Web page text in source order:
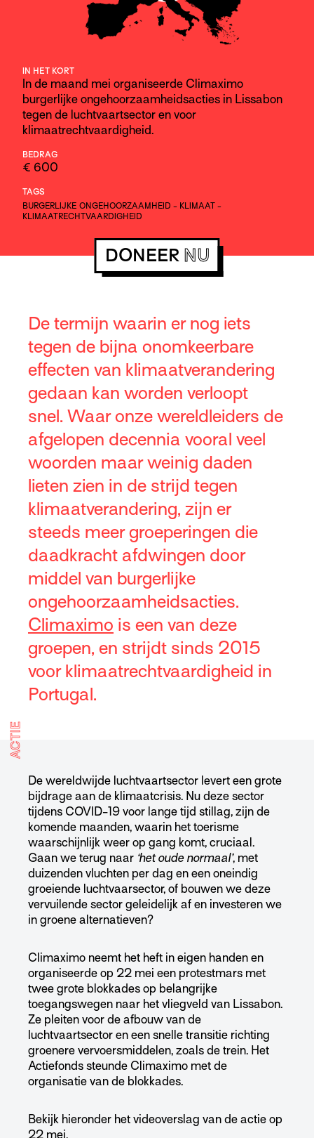
IN HET KORT
In de maand mei organiseerde Climaximo
burgerlijke ongehoorzaamheidsacties in Lissabon
tegen de luchtvaartsector en voor
klimaatrechtvaardigheid.
BEDRAG
€ 600
TAGS
BURGERLIJKE ONGEHOORZAAMHEID - KLIMAAT -
KLIMAATRECHTVAARDIGHEID
DONEER NU
De termijn waarin er nog iets
tegen de bijna onomkeerbare
effecten van klimaatverandering
gedaan kan worden verloopt
snel. Waar onze wereldleiders de
afgelopen decennia vooral veel
woorden maar weinig daden
lieten zien in de strijd tegen
klimaatverandering, zijn er
steeds meer groeperingen die
daadkracht afdwingen door
middel van burgerlijke
ongehoorzaamheidsacties.
Climaximo is een van deze
groepen, en strijdt sinds 2015
voor klimaatrechtvaardigheid in
Portugal.
ACTIE
De wereldwijde luchtvaartsector levert een grote
bijdrage aan de klimaatcrisis. Nu deze sector
tijdens COVID-19 voor lange tijd stillag, zijn de
komende maanden, waarin het toerisme
waarschijnlijk weer op gang komt, cruciaal.
Gaan we terug naar ‘het oude normaal’, met
duizenden vluchten per dag en een oneindig
groeiende luchtvaarsector, of bouwen we deze
vervuilende sector geleidelijk af en investeren we
in groene alternatieven?
Climaximo neemt het heft in eigen handen en
organiseerde op 22 mei een protestmars met
twee grote blokkades op belangrijke
toegangswegen naar het vliegveld van Lissabon.
Ze pleiten voor de afbouw van de
luchtvaartsector en een snelle transitie richting
groenere vervoersmiddelen, zoals de trein. Het
Actiefonds steunde Climaximo met de
organisatie van de blokkades.
Bekijk hieronder het videoverslag van de actie op
22 mei.